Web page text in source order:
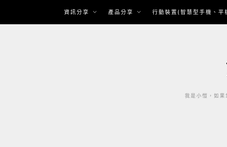
content
資訊分享 產品分享 行動裝置(智慧型手機、平
我是小愷，如